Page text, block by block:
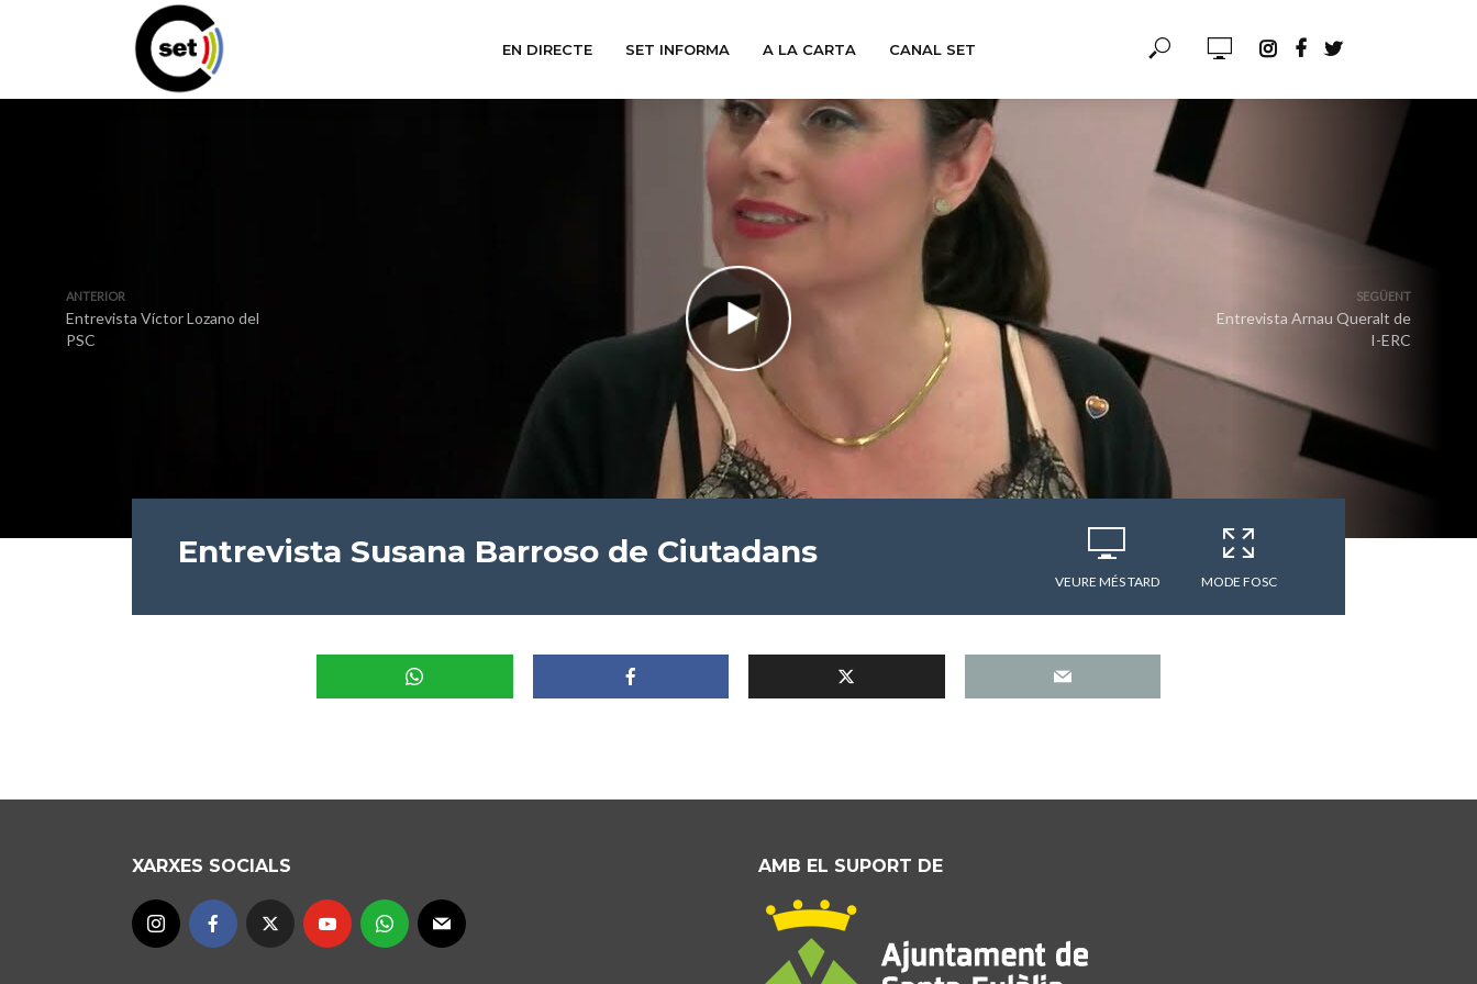
EN DIRECTE SET INFORMA A LA CARTA CANAL SET
ANTERIOR
Entrevista Víctor Lozano del
PSC
SEGÜENT
Entrevista Arnau Queralt de
I-ERC
Entrevista Susana Barroso de Ciutadans
VEURE MÉS TARD MODE FOSC
XARXES SOCIALS AMB EL SUPORT DE